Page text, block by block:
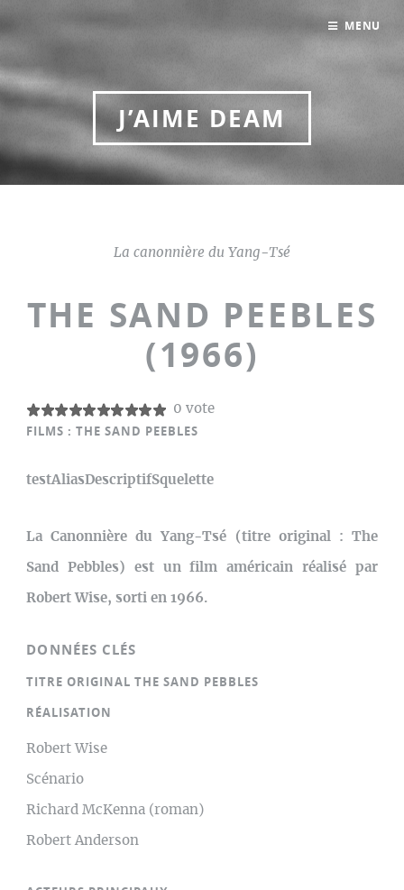
J’AIME DEAM
La canonnière du Yang-Tsé
THE SAND PEEBLES
(1966)
0 vote
FILMS :THE SAND PEEBLES
testAliasDescriptifSquelette
La Canonnière du Yang-Tsé (titre original : The
Sand Pebbles) est un film américain réalisé par
Robert Wise, sorti en 1966.
DONNÉES CLÉS
TITRE ORIGINAL THE SAND PEBBLES
RÉALISATION
Robert Wise
Scénario
Richard McKenna (roman)
Robert Anderson
MENU